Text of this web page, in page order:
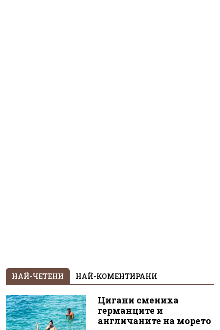
НАЙ-ЧЕТЕНИ НАЙ-КОМЕНТИРАНИ
Цигани смениха
германците и
англичаните на морето